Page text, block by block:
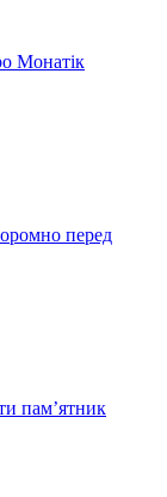
Монатік
перед
пам’ятник